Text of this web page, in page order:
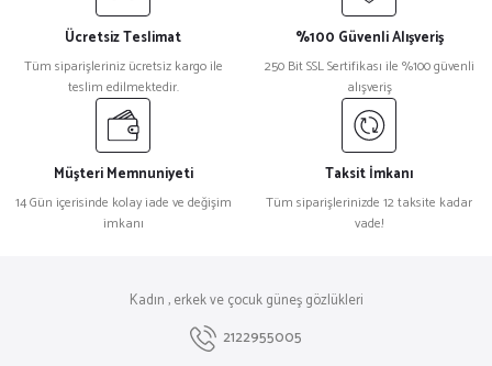
₺ 39.343
Prada 0Pr 20ZS Oval Kadın Güneş Gözlüğü
Off White Oeri111 Mavi Kadın Güneş Gözlüğü
Ücretsiz Teslimat
Tüm siparişleriniz ücretsiz kargo ile
teslim edilmektedir.
%100 Güvenli Alışveriş
250 Bit SSL Sertifikası ile %100 güvenli
alışveriş
Müşteri Memnuniyeti
14 Gün içerisinde kolay iade ve değişim
imkanı
Taksit İmkanı
Tüm siparişlerinizde 12 taksite kadar
vade!
Kadın , erkek ve çocuk güneş gözlükleri
2122955005